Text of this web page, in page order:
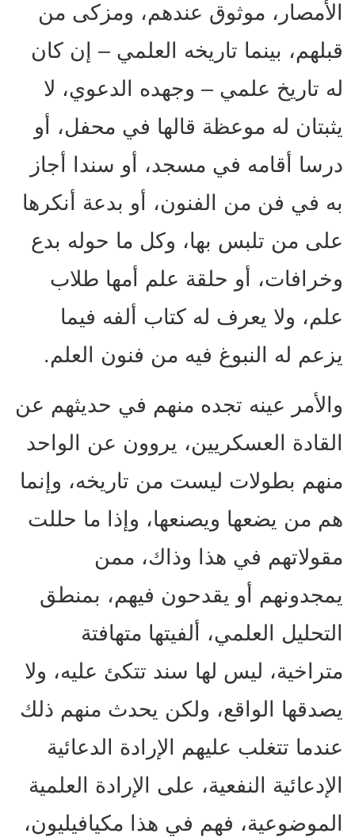
الأمصار، موثوق عندهم، ومزكى من
قبلهم، بينما تاريخه العلمي – إن كان
له تاريخ علمي – وجهده الدعوي، لا
يثبتان له موعظة قالها في محفل، أو
درسا أقامه في مسجد، أو سندا أجاز
به في فن من الفنون، أو بدعة أنكرها
على من تلبس بها، وكل ما حوله بدع
وخرافات، أو حلقة علم أمها طلاب
علم، ولا يعرف له كتاب ألفه فيما
يزعم له النبوغ فيه من فنون العلم.
والأمر عينه تجده منهم في حديثهم عن
القادة العسكريين، يروون عن الواحد
منهم بطولات ليست من تاريخه، وإنما
هم من يضعها ويصنعها، وإذا ما حللت
مقولاتهم في هذا وذاك، ممن
يمجدونهم أو يقدحون فيهم، بمنطق
التحليل العلمي، ألفيتها متهافتة
متراخية، ليس لها سند تتكئ عليه، ولا
يصدقها الواقع، ولكن يحدث منهم ذلك
عندما تتغلب عليهم الإرادة الدعائية
الإدعائية النفعية، على الإرادة العلمية
الموضوعية، فهم في هذا مكيافيليون،